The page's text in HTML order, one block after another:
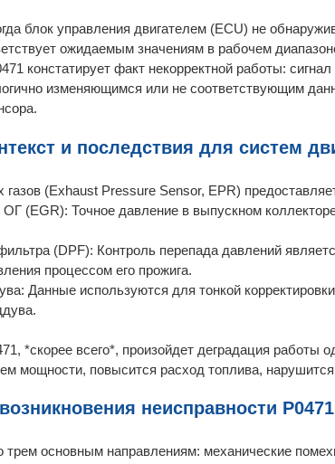
блок управления двигателем (ECU) не
ожидаемым значениям в рабочем
констатирует факт некорректной работы:
изменяющимся или не соответствующим
и последствия для систем
(Exhaust Pressure Sensor, EPR)
(EGR): Точное давление в выпускном
(DPF): Контроль перепада давлений
процессом его прожига.
Данные используются для тонкой
*скорее всего*, произойдет деградация работы
мощности, повысится расход топлива, нарушится
неисправности P0471
трем основным направлениям: механические